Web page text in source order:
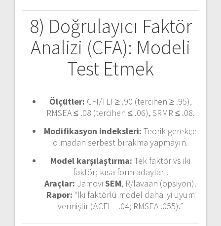
8) Doğrulayıcı Faktör
Analizi (CFA): Modeli
Test Etmek
Ölçütler: CFI/TLI ≥ .90 (tercihen ≥ .95),
RMSEA ≤ .08 (tercihen ≤ .06), SRMR ≤ .08.
Modifikasyon indeksleri: Teorik gerekçe
olmadan serbest bırakma yapmayın.
Model karşılaştırma: Tek faktör vs iki
faktör; kısa form adayları.
Araçlar: Jamovi SEM, R/lavaan (opsiyon).
Rapor: “İki faktörlü model daha iyi uyum
vermiştir (ΔCFI = .04; RMSEA .055).”